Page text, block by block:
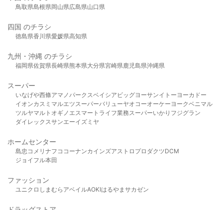
鳥取県島根県岡山県広島県山口県
四国 のチラシ
徳島県香川県愛媛県高知県
九州・沖縄 のチラシ
福岡県佐賀県長崎県熊本県大分県宮崎県鹿児島県沖縄県
スーパー
いなげや西條アマノパークスベイシア ビッグヨーサンイトーヨーカドー
イオンカスミ マルエツスーパーバリューヤオコーオーケー ヨークベニマル
ツルヤマルト オギノ エスマート ライフ業務スーパーいかり フジグラン
ダイレックスサンエーイズミヤ
ホームセンター
島忠 コメリ ナフコ コーナンカインズアストロプロダクツDCM
ジョイフル本田
ファッション
ユニクロ しまむら アベイルAOKIはるやま サカゼン